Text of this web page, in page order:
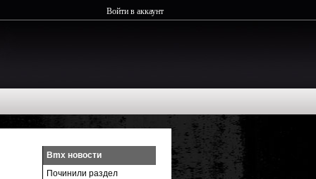
Войти в аккаунт
Bmx новости
Починили раздел